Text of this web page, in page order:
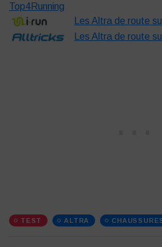
Top4Running
Les Altra de route
Les Altra de route
TEST ALTRA